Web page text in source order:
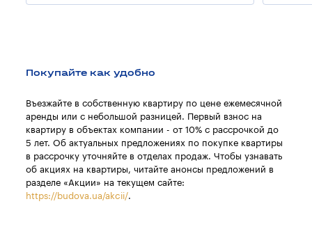
Покупайте как удобно
Въезжайте в собственную квартиру по цене ежемесячной
аренды или с небольшой разницей. Первый взнос на
квартиру в объектах компании - от 10% с рассрочкой до
5 лет. Об актуальных предложениях по покупке квартиры
в рассрочку уточняйте в отделах продаж. Чтобы узнавать
об акциях на квартиры, читайте анонсы предложений в
разделе «Акции» на текущем сайте:
https://budova.ua/akcii/.